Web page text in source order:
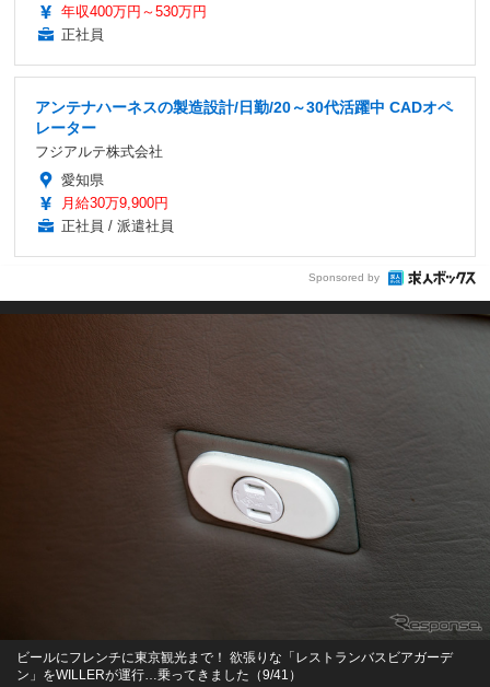
年収400万円～530万円
正社員
アンテナハーネスの製造設計/日勤/20～30代活躍中 CADオペ
レーター
フジアルテ株式会社
愛知県
月給30万9,900円
正社員 / 派遣社員
Sponsored by
ビールにフレンチに東京観光まで！ 欲張りな「レストランバスビアガーデ
ン」をWILLERが運行…乗ってきました（9/41）